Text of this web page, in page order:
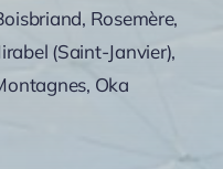
Rosemère,
(Saint-Janvier),
Oka